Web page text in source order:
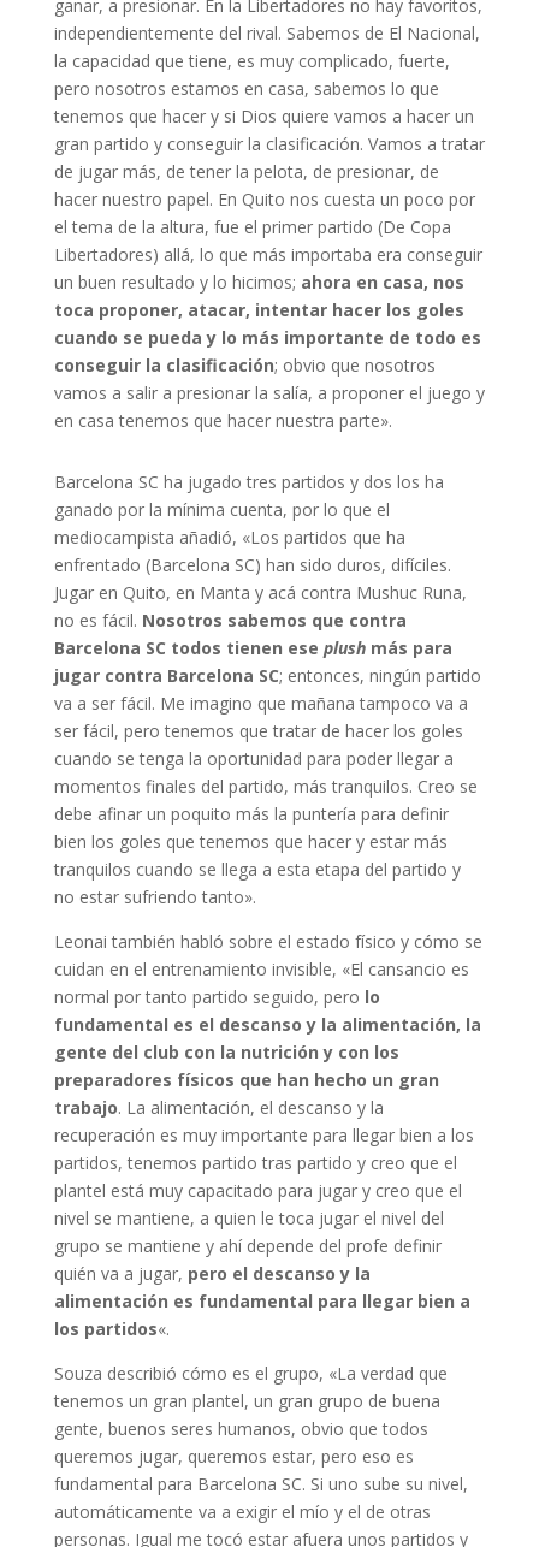
ganar, a presionar. En la Libertadores no hay favoritos,
independientemente del rival. Sabemos de El Nacional,
la capacidad que tiene, es muy complicado, fuerte,
pero nosotros estamos en casa, sabemos lo que
tenemos que hacer y si Dios quiere vamos a hacer un
gran partido y conseguir la clasificación. Vamos a tratar
de jugar más, de tener la pelota, de presionar, de
hacer nuestro papel. En Quito nos cuesta un poco por
el tema de la altura, fue el primer partido (De Copa
Libertadores) allá, lo que más importaba era conseguir
un buen resultado y lo hicimos; ahora en casa, nos
toca proponer, atacar, intentar hacer los goles
cuando se pueda y lo más importante de todo es
conseguir la clasificación; obvio que nosotros
vamos a salir a presionar la salía, a proponer el juego y
en casa tenemos que hacer nuestra parte».
Barcelona SC ha jugado tres partidos y dos los ha
ganado por la mínima cuenta, por lo que el
mediocampista añadió, «Los partidos que ha
enfrentado (Barcelona SC) han sido duros, difíciles.
Jugar en Quito, en Manta y acá contra Mushuc Runa,
no es fácil. Nosotros sabemos que contra
Barcelona SC todos tienen ese plushmás para
jugar contra Barcelona SC; entonces, ningún partido
va a ser fácil. Me imagino que mañana tampoco va a
ser fácil, pero tenemos que tratar de hacer los goles
cuando se tenga la oportunidad para poder llegar a
momentos finales del partido, más tranquilos. Creo se
debe afinar un poquito más la puntería para definir
bien los goles que tenemos que hacer y estar más
tranquilos cuando se llega a esta etapa del partido y
no estar sufriendo tanto».
Leonai también habló sobre el estado físico y cómo se
cuidan en el entrenamiento invisible, «El cansancio es
normal por tanto partido seguido, pero lo
fundamental es el descanso y la alimentación, la
gente del club con la nutrición y con los
preparadores físicos que han hecho un gran
trabajo. La alimentación, el descanso y la
recuperación es muy importante para llegar bien a los
partidos, tenemos partido tras partido y creo que el
plantel está muy capacitado para jugar y creo que el
nivel se mantiene, a quien le toca jugar el nivel del
grupo se mantiene y ahí depende del profe definir
quién va a jugar, pero el descanso y la
alimentación es fundamental para llegar bien a
los partidos«.
Souza describió cómo es el grupo, «La verdad que
tenemos un gran plantel, un gran grupo de buena
gente, buenos seres humanos, obvio que todos
queremos jugar, queremos estar, pero eso es
fundamental para Barcelona SC. Si uno sube su nivel,
automáticamente va a exigir el mío y el de otras
personas. Igual me tocó estar afuera unos partidos y